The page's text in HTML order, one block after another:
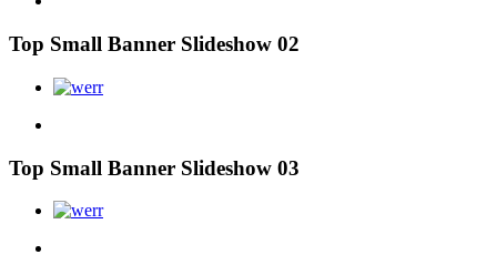
Top Small Banner Slideshow 02
Top Small Banner Slideshow 03